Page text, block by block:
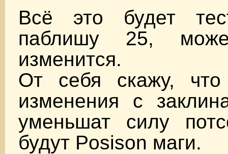
Всё это будет
паблишу 25,
изменится.
От себя скажу,
изменения с
уменьшат силу
будут Posison маги.